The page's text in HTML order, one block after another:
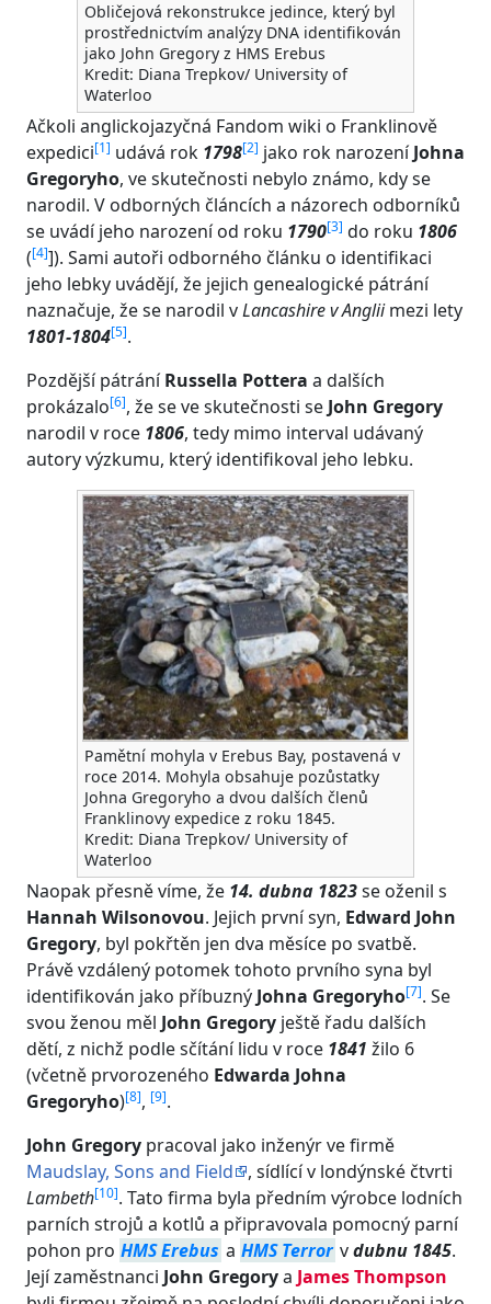
Obličejová rekonstrukce jedince, který byl
prostřednictvím analýzy DNA identifikován
jako John Gregory z HMS Erebus
Kredit: Diana Trepkov/ University of
Waterloo
Ačkoli anglickojazyčná Fandom wiki o Franklinově
expedici[1] udává rok 1798[2] jako rok narozeníJohna
Gregoryho, ve skutečnosti nebylo známo, kdy se
narodil. V odborných článcích a názorech odborníků
se uvádí jeho narození od roku 1790[3] do roku 1806
([4]]). Sami autoři odborného článku o identifikaci
jeho lebky uvádějí, že jejich genealogické pátrání
naznačuje, že se narodil vLancashire v Angliimezi lety
1801-1804[5].
Pozdější pátráníRussella Pottera a dalších
prokázalo[6], že se ve skutečnosti se John Gregory
narodil v roce 1806, tedy mimo interval udávaný
autory výzkumu, který identifikoval jeho lebku.
Pamětní mohyla v Erebus Bay, postavená v
roce 2014. Mohyla obsahuje pozůstatky
Johna Gregoryho a dvou dalších členů
Franklinovy expedice z roku 1845.
Kredit: Diana Trepkov/ University of
Waterloo
Naopak přesně víme, že 14. dubna 1823se oženil s
Hannah Wilsonovou. Jejich první syn, Edward John
Gregory, byl pokřtěn jen dva měsíce po svatbě.
Právě vzdálený potomek tohoto prvního syna byl
identifikován jako příbuzný Johna Gregoryho[7]. Se
svou ženou měl John Gregory ještě řadu dalších
dětí, z nichž podle sčítání lidu v roce 1841 žilo 6
(včetně prvorozeného Edwarda Johna
Gregoryho)[8], [9].
John Gregory pracoval jako inženýr ve firmě
Maudslay, Sons and Field
, sídlící v londýnské čtvrti
Lambeth[10]. Tato firma byla předním výrobce lodních
parních strojů a kotlů a připravovala pomocný parní
pohon pro HMS Erebus a HMS Terror vdubnu 1845.
Její zaměstnanci John Gregorya James Thompson